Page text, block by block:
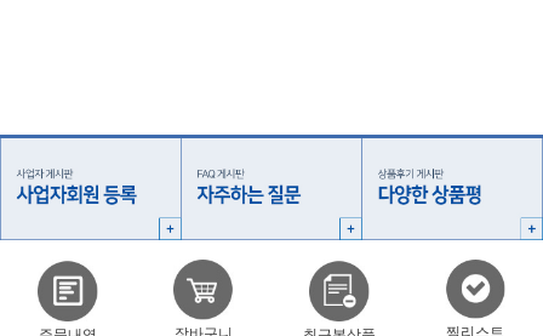
찜리스트